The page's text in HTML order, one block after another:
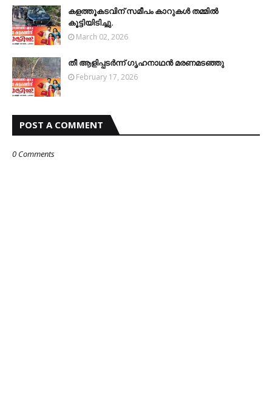
കളത്തൂകടവിന് സമീപം കാറുകള്‍ തമ്മില്‍
കൂട്ടിയിടിച്ചു.
March 02, 2026
തീ ആളിപ്പടര്‍ന്ന് ഗൃഹനാഥന്‍ മരണമടഞ്ഞു
February 17, 2026
POST A COMMENT
0 Comments